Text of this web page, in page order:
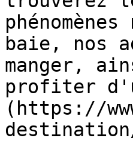
baie, nos
manger,
profiter
(https://